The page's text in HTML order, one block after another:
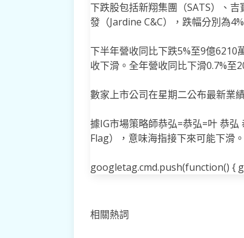
下跌股包括新翔集團（SATS）、
發（Jardine C&C），跌幅分別為
下半年營收同比下跌5%至9億6210
收下滑。全年營收同比下滑0.7%至
數家上市公司在星期二公布最新業
據IG市場策略師恭弘=恭弘=叶 恭
Flag），意味海指接下來可能下滑。
googletag.cmd.push(function() {
相關熱詞